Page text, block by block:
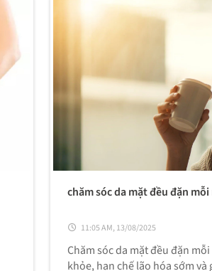
chăm sóc da mặt đều đặn mỗi
11:05 AM, 13/08/2025
Chăm sóc da mặt đều đặn
khỏe, hạn chế lão hóa sớm